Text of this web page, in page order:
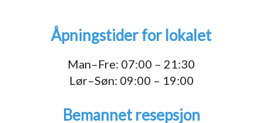
Åpningstider for lokalet
Man–Fre: 07:00 – 21:30
Lør–Søn: 09:00 – 19:00
Bemannet resepsjon